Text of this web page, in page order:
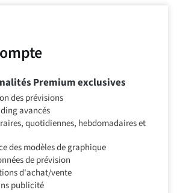
Premium exclusives
des prévisions
avancés
quotidiennes, hebdomadaires et
des modèles de graphique
de prévision
d'achat/vente
publicité